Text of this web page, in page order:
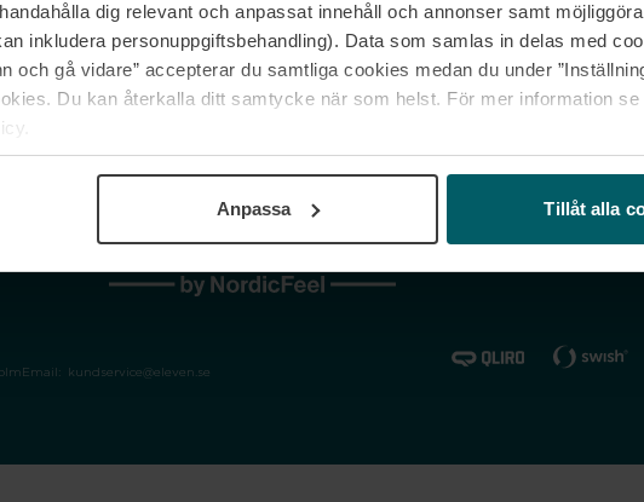
dig relevant och anpassat innehåll och annonser samt
inkludera personuppgiftsbehandling). Data som samlas in delas med
och gå vidare” accepterar du samtliga cookies medan du under
Du kan återkalla ditt samtycke när som helst. För mer information
Anpassa Tillåt alla
Våra varumärken
Spåra min beställning
reklamationer
Email: kundservice@eleven.se